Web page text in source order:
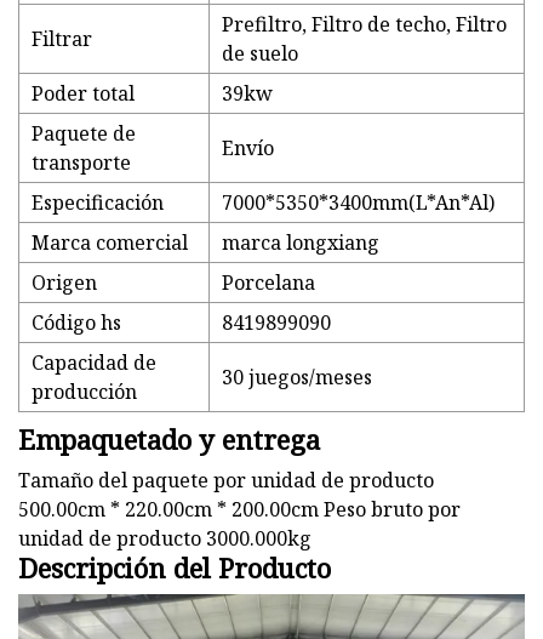
Filtrar
Prefiltro, Filtro de techo, Filtro
de suelo
Poder total
39kw
Paquete de
transporte
Envío
Especificación
7000*5350*3400mm(L*An*Al)
Marca comercial
marca longxiang
Origen
Porcelana
Código hs
8419899090
Capacidad de
producción
30 juegos/meses
Empaquetado y entrega
Tamaño del paquete por unidad de producto
500.00cm * 220.00cm * 200.00cm Peso bruto por
unidad de producto 3000.000kg
Descripción del Producto